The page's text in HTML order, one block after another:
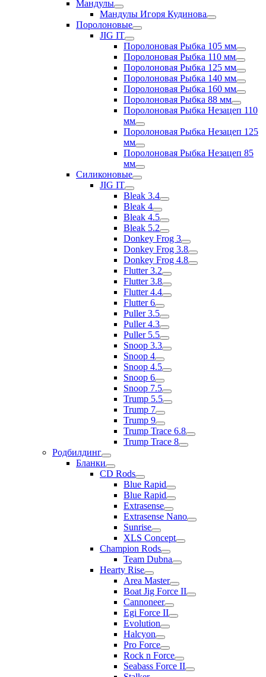
Мандулы
Мандулы Игоря Кудинова
Поролоновые
JIG IT
Поролоновая Рыбка 105 мм
Поролоновая Рыбка 110 мм
Поролоновая Рыбка 125 мм
Поролоновая Рыбка 140 мм
Поролоновая Рыбка 160 мм
Поролоновая Рыбка 88 мм
Поролоновая Рыбка Незацеп 110
мм
Поролоновая Рыбка Незацеп 125
мм
Поролоновая Рыбка Незацеп 85
мм
Силиконовые
JIG IT
Bleak 3.4
Bleak 4
Bleak 4.5
Bleak 5.2
Donkey Frog 3
Donkey Frog 3.8
Donkey Frog 4.8
Flutter 3.2
Flutter 3.8
Flutter 4.4
Flutter 6
Puller 3.5
Puller 4.3
Puller 5.5
Snoop 3.3
Snoop 4
Snoop 4.5
Snoop 6
Snoop 7.5
Trump 5.5
Trump 7
Trump 9
Trump Trace 6.8
Trump Trace 8
Родбилдинг
Бланки
CD Rods
Blue Rapid
Blue Rapid
Extrasense
Extrasense Nano
Sunrise
XLS Concept
Champion Rods
Team Dubna
Hearty Rise
Area Master
Boat Jig Force II
Cannoneer
Egi Force II
Evolution
Halcyon
Pro Force
Rock n Force
Seabass Force II